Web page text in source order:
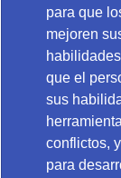
para que
mejoren
que el
sus
conflictos,
para